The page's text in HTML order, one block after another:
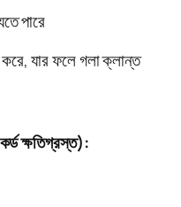
পারে
যার ফলে গলা ক্লান্ত
ক্ষতিগ্রস্ত):